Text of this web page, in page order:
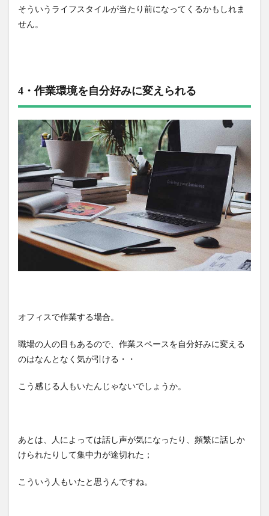
そういうライフスタイルが当たり前になってくるかもしれま
せん。
4・作業環境を自分好みに変えられる
オフィスで作業する場合。
職場の人の目もあるので、作業スペースを自分好みに変える
のはなんとなく気が引ける・・
こう感じる人もいたんじゃないでしょうか。
あとは、人によっては話し声が気になったり、頻繁に話しか
けられたりして集中力が途切れた；
こういう人もいたと思うんですね。